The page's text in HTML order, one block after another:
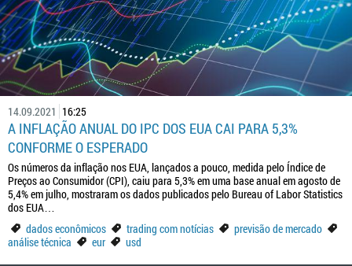
14.09.2021 16:25
A INFLAÇÃO ANUAL DO IPC DOS EUA CAI PARA 5,3%
CONFORME O ESPERADO
Os números da inflação nos EUA, lançados a pouco, medida pelo Índice de
Preços ao Consumidor (CPI), caiu para 5,3% em uma base anual em agosto de
5,4% em julho, mostraram os dados publicados pelo Bureau of Labor Statistics
dos EUA…
dados econômicos
trading com notícias
previsão de mercado
análise técnica
eur usd